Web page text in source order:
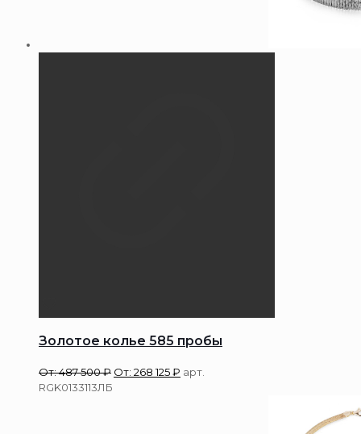
Золотое колье 585 пробы
От:487 500₽ От: 268 125₽ арт.
RGK0133113ЛБ